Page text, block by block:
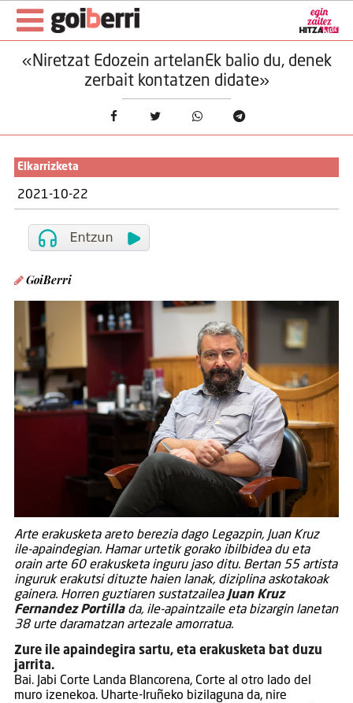
«Niretzat Edozein artelanEk balio du, denek
zerbait kontatzen didate»
Elkarrizketa
2021-10-22
GoiBerri
Arte erakusketa areto berezia dago Legazpin, Juan Kruz
ile-apaindegian. Hamar urtetik gorako ibilbidea du eta
orain arte 60 erakusketa inguru jaso ditu. Bertan 55 artista
inguruk erakutsi dituzte haien lanak, diziplina askotakoak
gainera. Horren guztiaren sustatzailea Juan Kruz
Fernandez Portillada, ile-apaintzaile eta bizargin lanetan
38 urte daramatzan artezale amorratua.
Zure ile apaindegira sartu, eta erakusketa bat duzu
jarrita.
Bai. Jabi Corte Landa Blancorena, Corte al otro lado del
muro izenekoa. Uharte-Iruñeko bizilaguna da, nire